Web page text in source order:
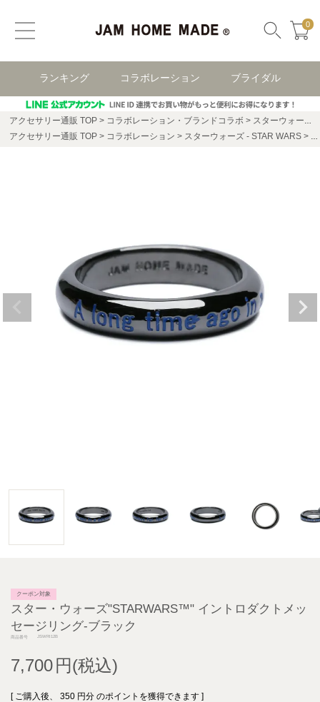
0
ランキング コラボレーション ブライダル
アクセサリー通販 TOP コラボレーション・ブランドコラボ
スターウォーズ(STAR WARS)
アクセサリー通販 TOP
コラボレーション スターウォーズ - STAR WARS
クーポン対象
スター・ウォーズ"STARWARS™" イントロダクトメッ
セージリング-ブラック
商品番号 JSWRI12B
7,700
[ ご購入後、 350 円分 のポイントを獲得できます ]